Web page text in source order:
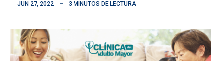
JUN 27, 2022 3 MINUTOS DE LECTURA